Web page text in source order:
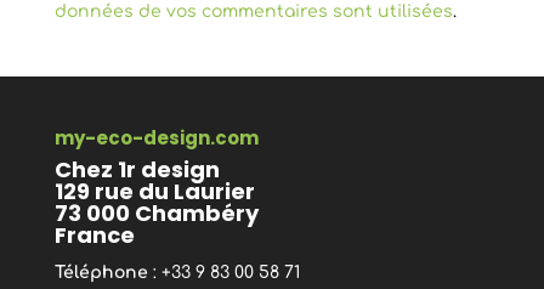
données de vos commentaires sont utilisées.
my-eco-design.com
Chez 1r design
129 rue du Laurier
73 000 Chambéry
France
Téléphone : +33 9 83 00 58 71